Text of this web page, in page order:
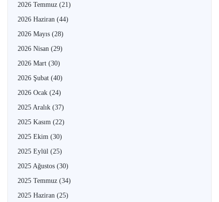
2026 Temmuz (21)
2026 Haziran (44)
2026 Mayıs (28)
2026 Nisan (29)
2026 Mart (30)
2026 Şubat (40)
2026 Ocak (24)
2025 Aralık (37)
2025 Kasım (22)
2025 Ekim (30)
2025 Eylül (25)
2025 Ağustos (30)
2025 Temmuz (34)
2025 Haziran (25)